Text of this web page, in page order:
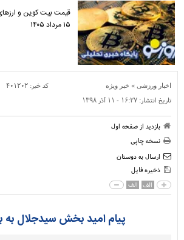
قیمت بیت کوین و
۱۵ مرداد ۱۴۰۵
اخبار ورزشی » خبر ویژه کد خبر: ۴۰۱۲۰۲
تاریخ انتشار: ۱۶:۲۷ - ۱۱ آذر ۱۳۹۸
بازدید از صفحه اول
نسخه چاپی
ارسال به دوستان
ذخیره فایل
الف الف
پیام امید بخش سیدجلال به